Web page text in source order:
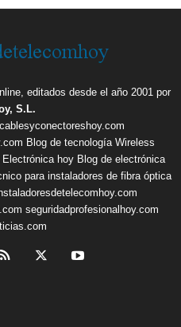
editados desde el año 2001 por
S.L.
cablesyconectoreshoy.com
Blog de tecnología Wireless
Electrónica hoy Blog de electrónica
para instaladores de fibra óptica
seguridadprofesionalhoy.com